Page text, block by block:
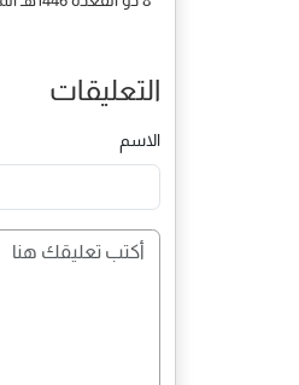
التعليقات
الاسم